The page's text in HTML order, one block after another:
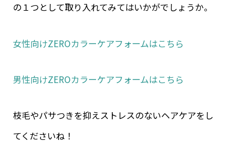
の１つとして取り入れてみてはいかがでしょうか。
女性向けZEROカラーケアフォームはこちら
男性向けZEROカラーケアフォームはこちら
枝毛やパサつきを抑えストレスのないヘアケアをし
てくださいね！